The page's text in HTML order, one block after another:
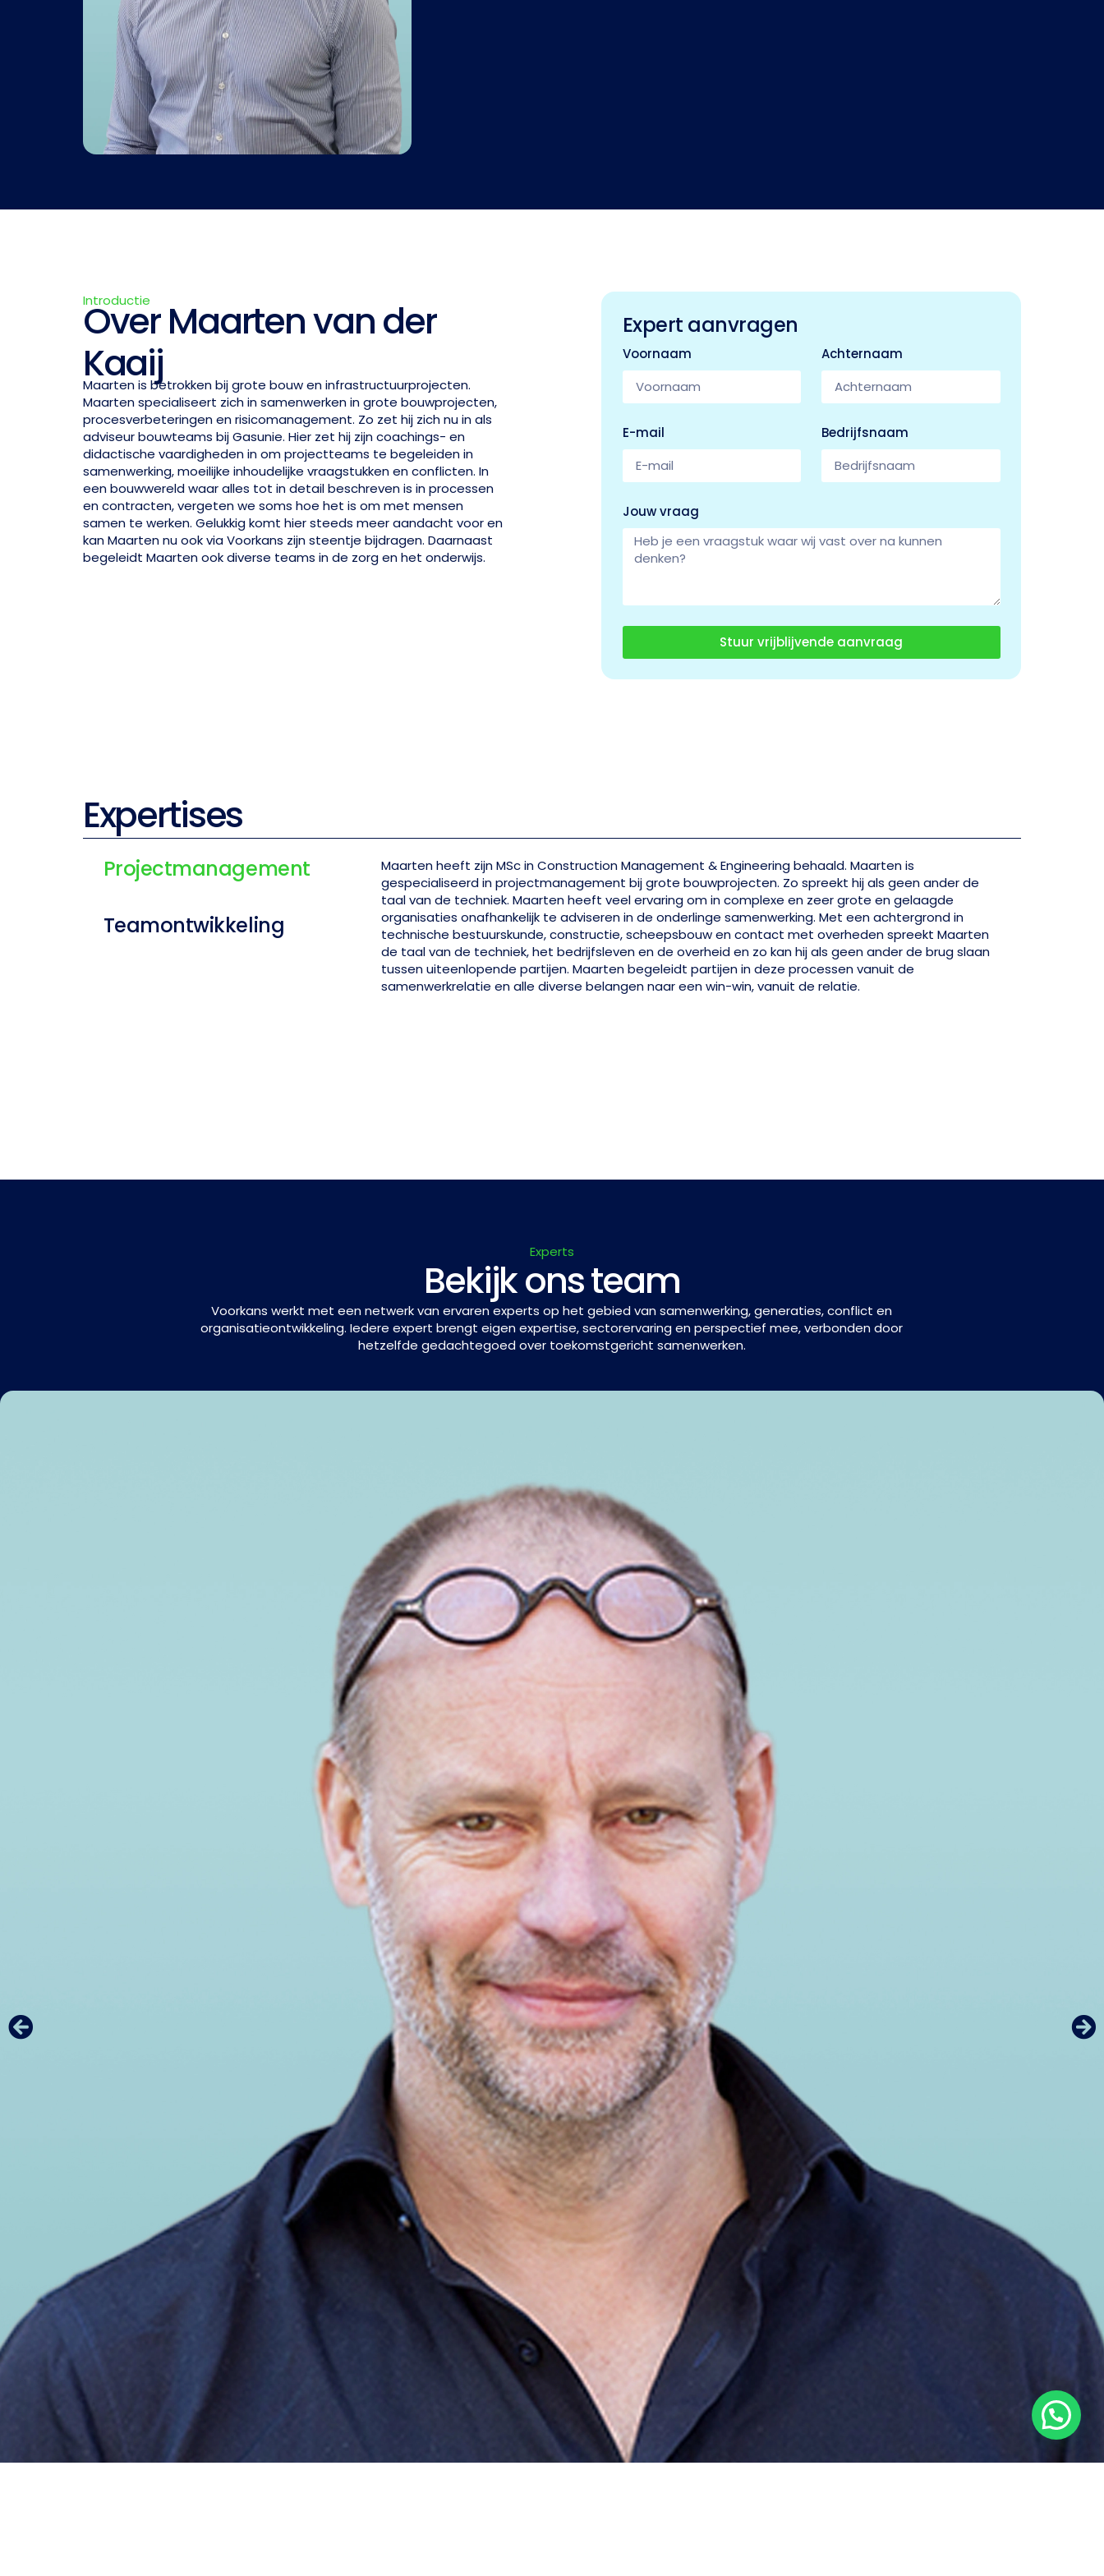
Introductie
Over Maarten van der
Kaaij
Maarten is betrokken bij grote bouw en infrastructuurprojecten.
Maarten specialiseert zich in samenwerken in grote bouwprojecten,
procesverbeteringen en risicomanagement. Zo zet hij zich nu in als
adviseur bouwteams bij Gasunie. Hier zet hij zijn coachings- en
didactische vaardigheden in om projectteams te begeleiden in
samenwerking, moeilijke inhoudelijke vraagstukken en conflicten. In
een bouwwereld waar alles tot in detail beschreven is in processen
en contracten, vergeten we soms hoe het is om met mensen
samen te werken. Gelukkig komt hier steeds meer aandacht voor en
kan Maarten nu ook via Voorkans zijn steentje bijdragen. Daarnaast
begeleidt Maarten ook diverse teams in de zorg en het onderwijs.
Expert aanvragen
Voornaam Achternaam
E-mail Bedrijfsnaam
Jouw vraag
Stuur vrijblijvende aanvraag
Expertises
Projectmanagement
Teamontwikkeling
Maarten heeft zijn MSc in Construction Management & Engineering behaald. Maarten is
gespecialiseerd in projectmanagement bij grote bouwprojecten. Zo spreekt hij als geen ander de
taal van de techniek. Maarten heeft veel ervaring om in complexe en zeer grote en gelaagde
organisaties onafhankelijk te adviseren in de onderlinge samenwerking. Met een achtergrond in
technische bestuurskunde, constructie, scheepsbouw en contact met overheden spreekt Maarten
de taal van de techniek, het bedrijfsleven en de overheid en zo kan hij als geen ander de brug slaan
tussen uiteenlopende partijen. Maarten begeleidt partijen in deze processen vanuit de
samenwerkrelatie en alle diverse belangen naar een win-win, vanuit de relatie.
Experts
Bekijk ons team
Voorkans werkt met een netwerk van ervaren experts op het gebied van samenwerking, generaties, conflict en
organisatieontwikkeling. Iedere expert brengt eigen expertise, sectorervaring en perspectief mee, verbonden door
hetzelfde gedachtegoed over toekomstgericht samenwerken.